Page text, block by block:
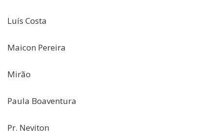
Luís Costa
Maicon Pereira
Mirão
Paula Boaventura
Pr. Neviton